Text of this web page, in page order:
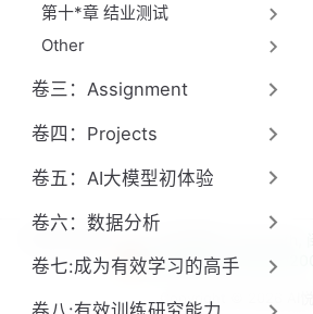
第十*章 结业测试
Other
卷三：Assignment
卷四：Projects
卷五：AI大模型初体验
卷六：数据分析
卷七:成为有效学习的高手
闽公网安备
Copyright © 2026 AI